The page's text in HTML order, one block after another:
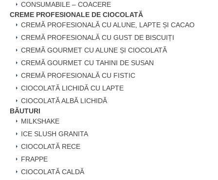
CONSUMABILE – COACERE
CREME PROFESIONALE DE CIOCOLATĂ
CREMĂ PROFESIONALĂ CU ALUNE, LAPTE ȘI CACAO
CREMĂ PROFESIONALĂ CU GUST DE BISCUIȚI
CREMĂ GOURMET CU ALUNE ȘI CIOCOLATĂ
CREMĂ GOURMET CU TAHINI DE SUSAN
CREMĂ PROFESIONALĂ CU FISTIC
CIOCOLATĂ LICHIDĂ CU LAPTE
CIOCOLATĂ ALBĂ LICHIDĂ
BĂUTURI
MILKSHAKE
ICE SLUSH GRANITA
CIOCOLATĂ RECE
FRAPPE
CIOCOLATĂ CALDĂ